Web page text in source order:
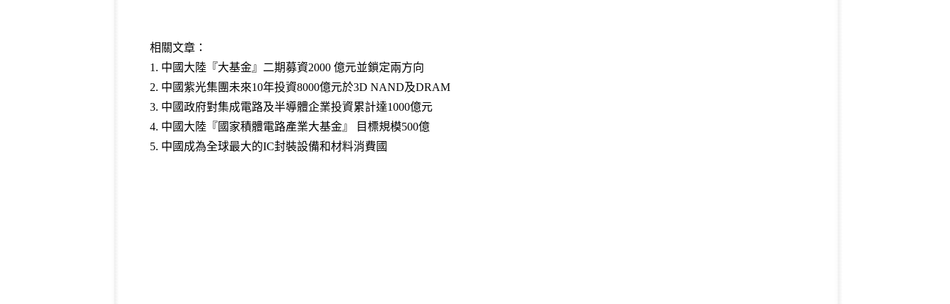
相關文章：
1. 中國大陸『大基金』二期募資2000 億元並鎖定兩方向​
2. 中國紫光集團未來10年投資8000億元於3D NAND及DRAM​
3. 中國政府對集成電路及半導體企業投資累計達1000億元​
4. 中國大陸『國家積體電路產業大基金』 目標規模500億​
5. 中國成為全球最大的IC封裝設備和材料消費國​